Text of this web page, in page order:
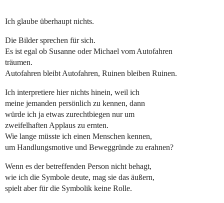
Ich glaube überhaupt nichts.
Die Bilder sprechen für sich.
Es ist egal ob Susanne oder Michael vom Autofahren
träumen.
Autofahren bleibt Autofahren, Ruinen bleiben Ruinen.
Ich interpretiere hier nichts hinein, weil ich
meine jemanden persönlich zu kennen, dann
würde ich ja etwas zurechtbiegen nur um
zweifelhaften Applaus zu ernten.
Wie lange müsste ich einen Menschen kennen,
um Handlungsmotive und Beweggründe zu erahnen?
Wenn es der betreffenden Person nicht behagt,
wie ich die Symbole deute, mag sie das äußern,
spielt aber für die Symbolik keine Rolle.